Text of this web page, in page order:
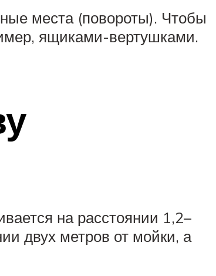
места (повороты). Чтобы
ящиками-вертушками.
на расстоянии 1,2–
двух метров от мойки, а